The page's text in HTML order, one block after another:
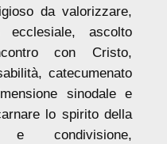
da valorizzare,
ecclesiale, ascolto
con Cristo,
catecumenato
sinodale e
lo spirito della
e condivisione,